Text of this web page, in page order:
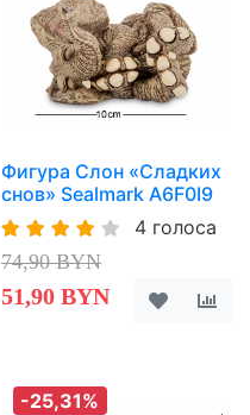
Фигура Слон «Сладких
снов» Sealmark A6F0I9
4 голоса
74,90 BYN
51,90 BYN
-25,31%